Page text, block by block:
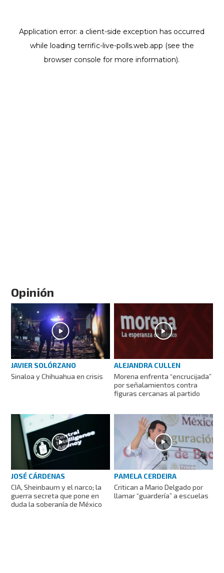
Opinión
JAVIER SOLÓRZANO
Sinaloa y Chihuahua en crisis
ALEJANDRA CULLEN
Morena enfrenta “encrucijada”
por señalamientos contra
figuras cercanas al partido
JOSÉ CÁRDENAS
CIA, Sheinbaum y el narco; la
guerra secreta que pone en
duda la soberanía de México
PAMELA CERDEIRA
Critican a Mario Delgado por
llamar “guardería” a escuelas